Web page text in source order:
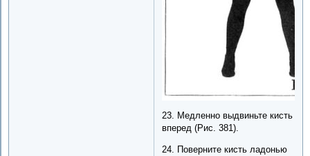
23. Медленно выдвиньте кисть
вперед (Рис. 381).
24. Поверните кисть ладонью